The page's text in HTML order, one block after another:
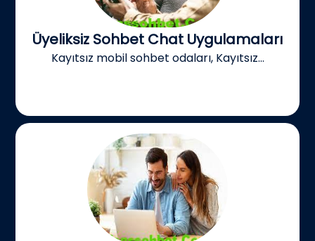
Üyeliksiz Sohbet Chat Uygulamaları
Kayıtsız mobil sohbet odaları, Kayıtsız...